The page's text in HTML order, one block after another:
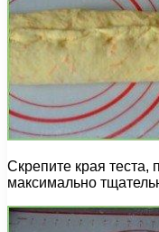
Скрепите края теста,
максимально